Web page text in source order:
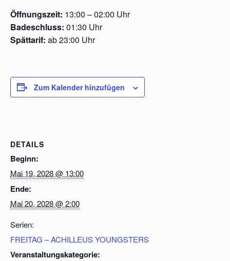
Öffnungszeit: 13:00 – 02:00 Uhr
Badeschluss: 01:30 Uhr
Spättarif: ab 23:00 Uhr
Zum Kalender hinzufügen
DETAILS
Beginn:
Mai 19, 2028 @ 13:00
Ende:
Mai 20, 2028 @ 2:00
Serien:
FREITAG – ACHILLEUS YOUNGSTERS
Veranstaltungskategorie: